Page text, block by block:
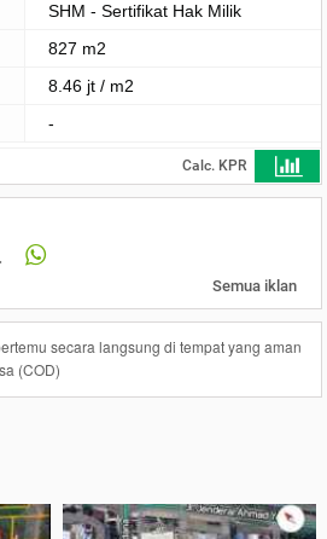
SHM - Sertifikat Hak Milik
827 m2
8.46 jt / m2
-
Calc. KPR
Semua iklan
secara langsung di tempat yang aman
(COD)